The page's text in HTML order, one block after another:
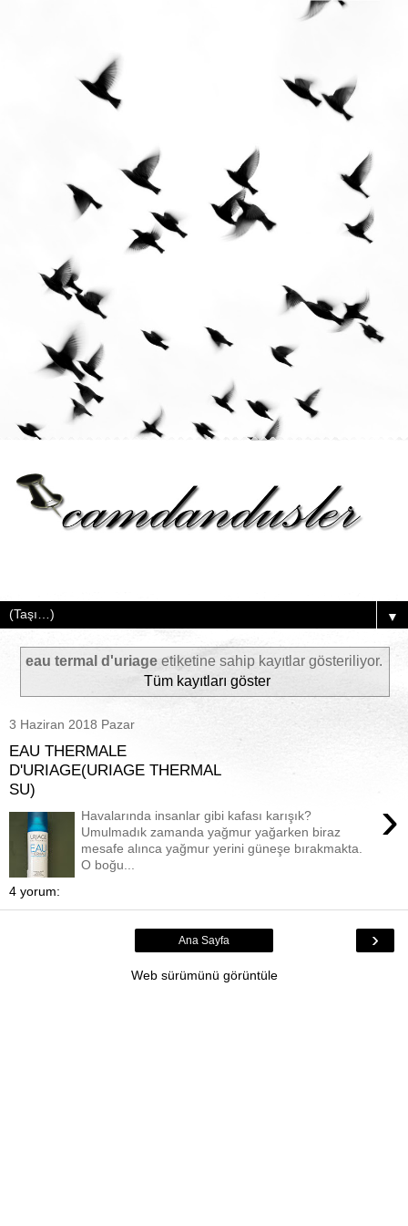
▼
eau termal d'uriage etiketine sahip kayıtlar gösteriliyor.
Tüm kayıtları göster
3 Haziran 2018 Pazar
EAU THERMALE
D'URIAGE(URIAGE THERMAL
SU)
›
Havalarında insanlar gibi kafası karışık?
Umulmadık zamanda yağmur yağarken biraz
mesafe alınca yağmur yerini güneşe bırakmakta.
O boğu...
4 yorum:
›
Ana Sayfa
Web sürümünü görüntüle